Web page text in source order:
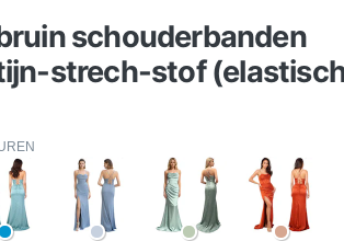
schouderbanden
strech-stof